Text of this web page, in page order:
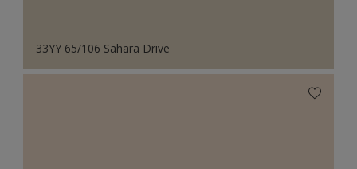
33YY 65/106 Sahara Drive